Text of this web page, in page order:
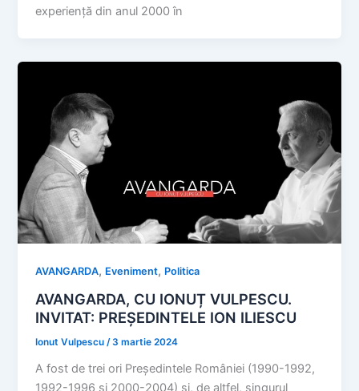
experiență din anul 2000 în
AVANGARDA, Eveniment, Politica
AVANGARDA, CU IONUȚ VULPESCU.
INVITAT: PREȘEDINTELE ION ILIESCU
Ionut Vulpescu/3 martie 2024
A fost de trei ori Președintele României (1990-1992,
1992-1996 și 2000-2004) și, de altfel, singurul